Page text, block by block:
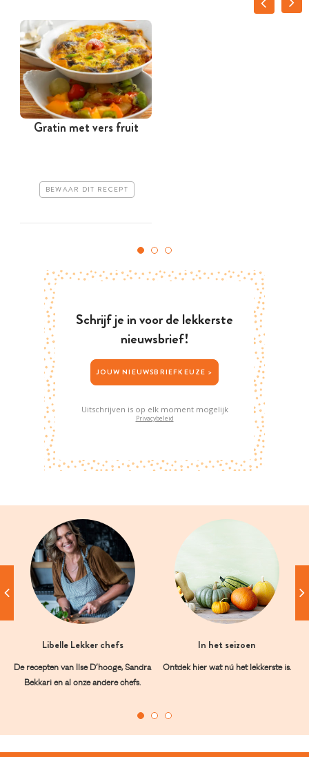
Gratin met vers fruit
BEWAAR DIT RECEPT
Schrijf je in voor de lekkerste
nieuwsbrief!
JOUW NIEUWSBRIEFKEUZE >
Uitschrijven is op elk moment mogelijk
Privacybeleid
Libelle Lekker chefs
De recepten van Ilse D’hooge, Sandra
Bekkari en al onze andere chefs.
In het seizoen
Ontdek hier wat nú het lekkerste is.